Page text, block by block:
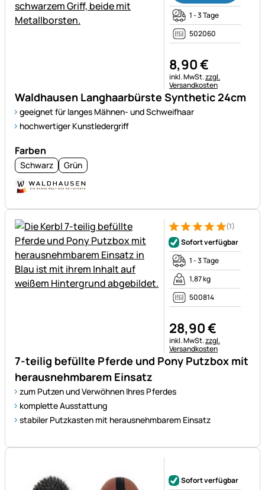
Waldhausen Langhaarbürste Synthetic 24cm
geeignet für langes Mähnen- und Schweifhaar
hochwertiger Kunstledergriff
Farben
Schwarz Grün
1 - 3 Tage
502060
8,90€
Steuerhinweis:
inkl. MwSt.zzgl.
Versandkosten
7-teilig befüllte Pferde und Pony Putzbox mit
herausnehmbarem Einsatz
zum Putzen und Verwöhnen Ihres Pferdes
komplette Ausstattung
stabiler Putzkasten mit herausnehmbarem Einsatz
Bewertung: 5 von 5 (1
1 Bewertung
(1)
Sofort verfügbar
1 - 3 Tage
1,87 kg
500814
28,90€
Steuerhinweis:
inkl. MwSt.zzgl.
Versandkosten
Sofort verfügbar